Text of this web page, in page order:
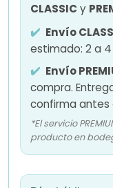
CLASSICy
Envío
estimado: 2 a
Envío
compra.
confirma antes
*El servicio
producto en